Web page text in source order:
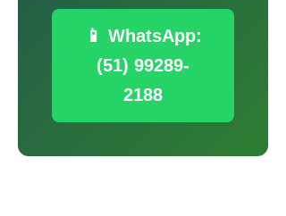
📱 WhatsApp:
(51) 99289-
2188